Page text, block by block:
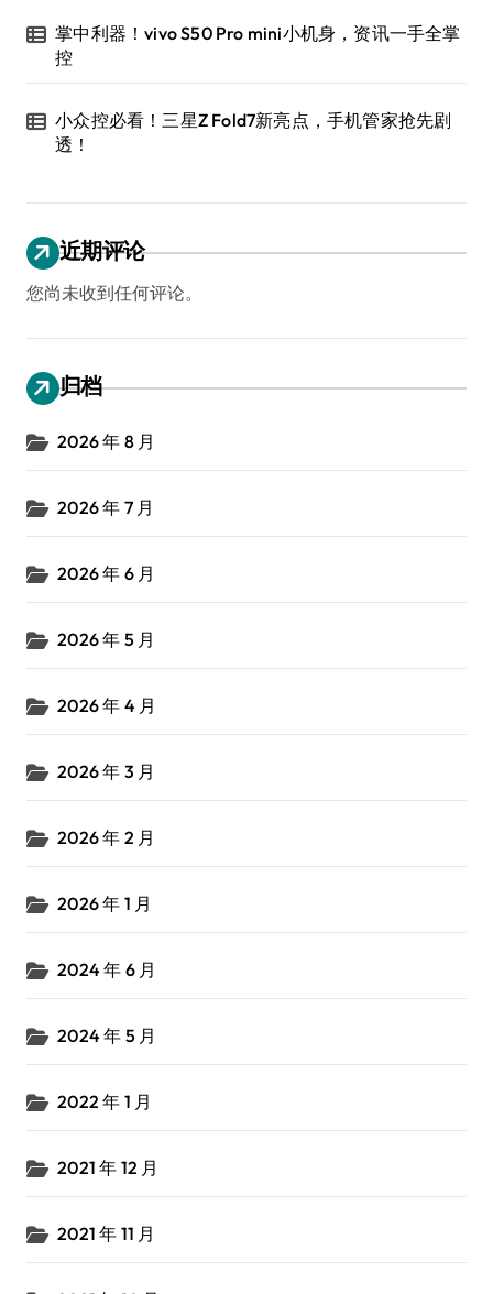
掌中利器！vivo S50 Pro mini小机身，资讯一手全掌
控
小众控必看！三星Z Fold7新亮点，手机管家抢先剧
透！
近期评论
您尚未收到任何评论。
归档
2026 年 8 月
2026 年 7 月
2026 年 6 月
2026 年 5 月
2026 年 4 月
2026 年 3 月
2026 年 2 月
2026 年 1 月
2024 年 6 月
2024 年 5 月
2022 年 1 月
2021 年 12 月
2021 年 11 月